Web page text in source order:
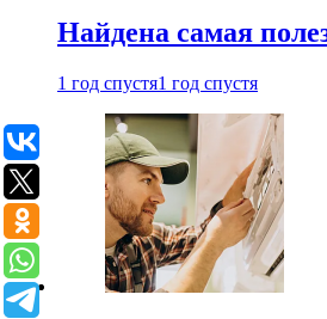
Найдена самая
1 год спустя1 год спустя